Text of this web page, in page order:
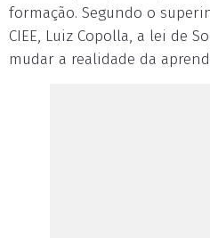
formação. Segundo o
CIEE, Luiz Copolla, a lei de
mudar a realidade da